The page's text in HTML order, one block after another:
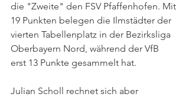
die "Zweite" den FSV Pfaffenhofen. Mit
19 Punkten belegen die Ilmstädter der
vierten Tabellenplatz in der Bezirksliga
Oberbayern Nord, während der VfB
erst 13 Punkte gesammelt hat.
Julian Scholl rechnet sich aber